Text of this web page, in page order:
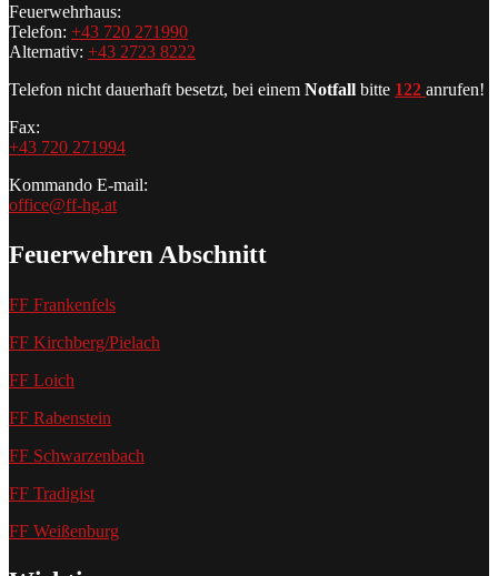
Feuerwehrhaus:
Telefon: +43 720 271990
Alternativ: +43 2723 8222
Telefon nicht dauerhaft besetzt, bei einem Notfall bitte 122 anrufen!
Fax:
+43 720 271994
Kommando E-mail:
office@ff-hg.at
Feuerwehren Abschnitt
FF Frankenfels
FF Kirchberg/Pielach
FF Loich
FF Rabenstein
FF Schwarzenbach
FF Tradigist
FF Weißenburg